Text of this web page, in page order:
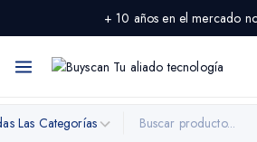
+ 10 años en el mercado